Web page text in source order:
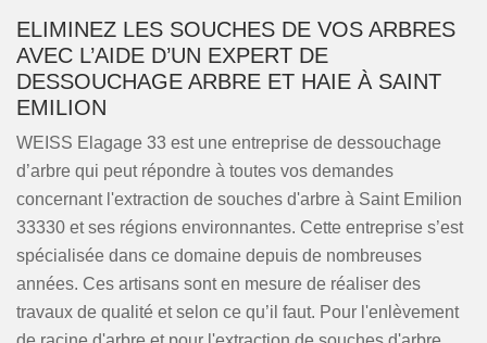
ELIMINEZ LES SOUCHES DE VOS ARBRES
AVEC L’AIDE D’UN EXPERT DE
DESSOUCHAGE ARBRE ET HAIE À SAINT
EMILION
WEISS Elagage 33 est une entreprise de dessouchage
d’arbre qui peut répondre à toutes vos demandes
concernant l'extraction de souches d'arbre à Saint Emilion
33330 et ses régions environnantes. Cette entreprise s’est
spécialisée dans ce domaine depuis de nombreuses
années. Ces artisans sont en mesure de réaliser des
travaux de qualité et selon ce qu’il faut. Pour l'enlèvement